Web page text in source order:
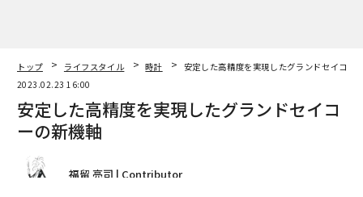
トップ ライフスタイル 時計
安定した高精度を実現したグランドセイコー
2023.02.23 16:00
安定した高精度を実現したグランドセイコ
ーの新機軸
福留 亮司 | Contributor